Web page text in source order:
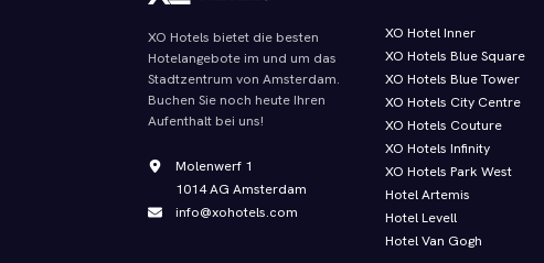
XO Hotels bietet die besten
Hotelangebote im und um das
Stadtzentrum von Amsterdam.
Buchen Sie noch heute Ihren
Aufenthalt bei uns!
Molenwerf 1
1014 AG Amsterdam
info@xohotels.com
XO Hotel Inner
XO Hotels Blue Square
XO Hotels Blue Tower
XO Hotels City Centre
XO Hotels Couture
XO Hotels Infinity
XO Hotels Park West
Hotel Artemis
Hotel Levell
Hotel Van Gogh